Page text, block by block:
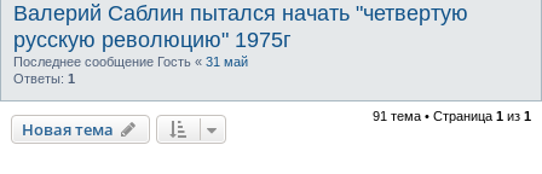
Валерий Саблин пытался начать "четвертую
русскую революцию" 1975г
Последнее сообщение Гость « 31 май
Ответы: 1
Новая тема
91 тема • Страница 1 из 1